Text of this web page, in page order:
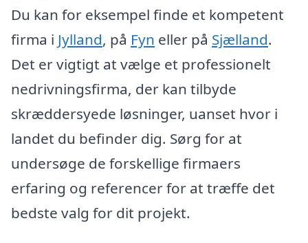
Du kan for eksempel finde et kompetent
firma i Jylland, på Fyn eller på Sjælland.
Det er vigtigt at vælge et professionelt
nedrivningsfirma, der kan tilbyde
skræddersyede løsninger, uanset hvor i
landet du befinder dig. Sørg for at
undersøge de forskellige firmaers
erfaring og referencer for at træffe det
bedste valg for dit projekt.